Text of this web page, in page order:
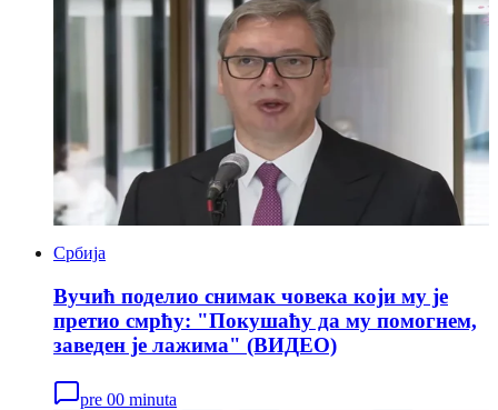
Србија
Вучић поделио снимак човека који му је
претио смрћу: "Покушаћу да му помогнем,
заведен је лажима" (ВИДЕО)
pre 00 minuta